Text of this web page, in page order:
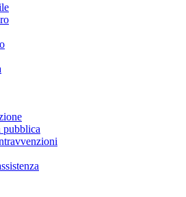
pubblica